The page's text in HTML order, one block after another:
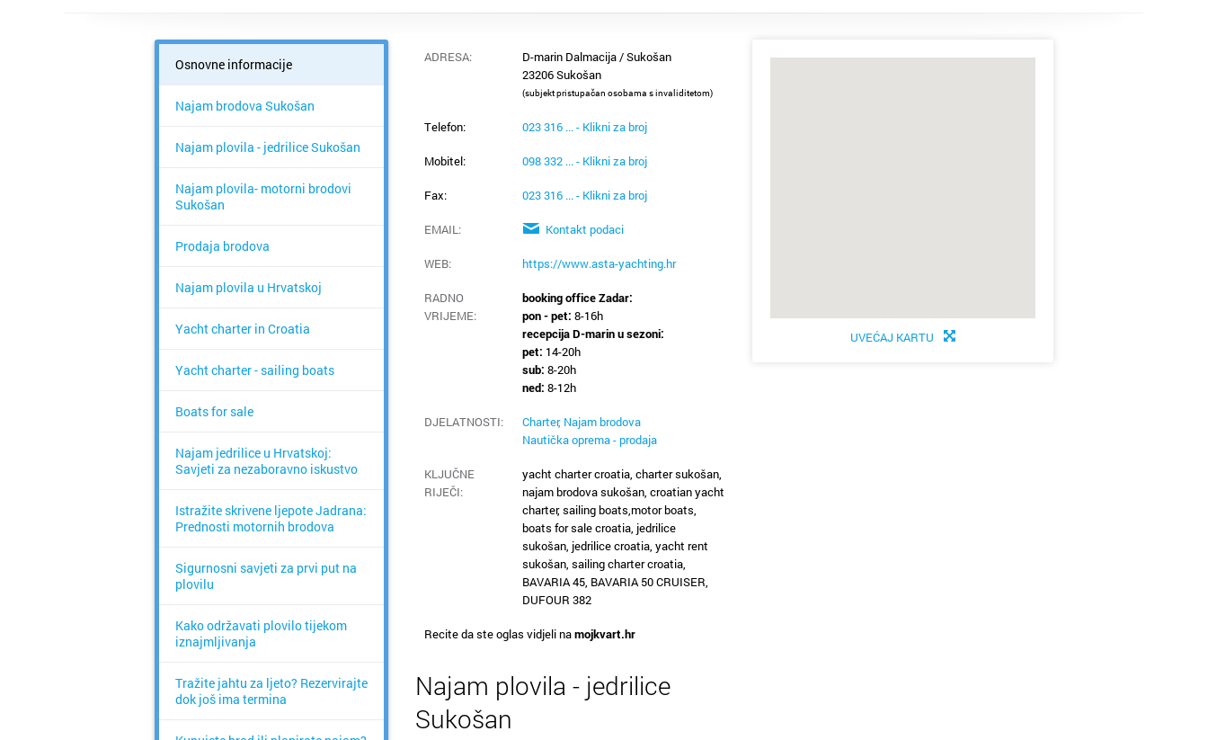
Donja Stubica
Drniš
Jastrebarsko
Osnovne informacije
Najam brodova Sukošan
Najam plovila - jedrilice Sukošan
Najam plovila- motorni brodovi
Sukošan
Prodaja brodova
Najam plovila u Hrvatskoj
Yacht charter in Croatia
Yacht charter - sailing boats
Boats for sale
Najam jedrilice u Hrvatskoj:
Savjeti za nezaboravno iskustvo
Istražite skrivene ljepote Jadrana:
Prednosti motornih brodova
Sigurnosni savjeti za prvi put na
plovilu
Kako održavati plovilo tijekom
iznajmljivanja
Tražite jahtu za ljeto? Rezervirajte
dok još ima termina
ADRESA:
D-marin Dalmacija / Sukošan
23206 Sukošan
(subjekt pristupačan osobama s invaliditetom)
Telefon: 023 316 ... - Klikni za broj
Mobitel: 098 332 ... - Klikni za broj
Fax: 023 316 ... - Klikni za broj
EMAIL: Kontakt podaci
WEB: https://www.asta-yachting.hr
RADNO
VRIJEME:
booking office Zadar:
pon - pet: 8-16h
recepcija D-marin u sezoni:
pet: 14-20h
sub: 8-20h
ned: 8-12h
DJELATNOSTI:
Charter, Najam brodova
Nautička oprema - prodaja
KLJUČNE
RIJEČI:
yacht charter croatia, charter sukošan,
najam brodova sukošan, croatian yacht
charter, sailing boats,motor boats,
boats for sale croatia, jedrilice
sukošan, jedrilice croatia, yacht rent
sukošan, sailing charter croatia,
BAVARIA 45, BAVARIA 50 CRUISER,
DUFOUR 382
Recite da ste oglas vidjeli namojkvart.hr
UVEĆAJ KARTU
Najam plovila - jedrilice
Sukošan